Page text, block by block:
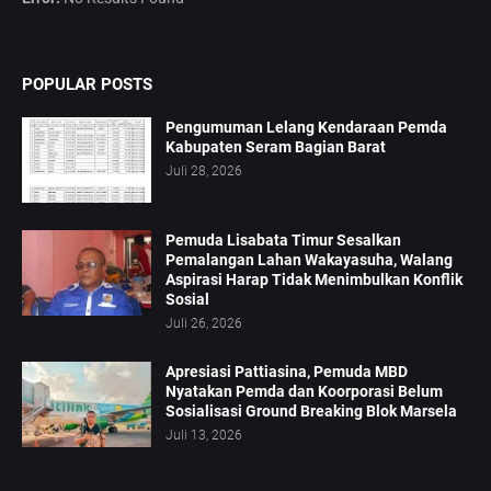
POPULAR POSTS
Pengumuman Lelang Kendaraan Pemda
Kabupaten Seram Bagian Barat
Juli 28, 2026
Pemuda Lisabata Timur Sesalkan
Pemalangan Lahan Wakayasuha, Walang
Aspirasi Harap Tidak Menimbulkan Konflik
Sosial
Juli 26, 2026
Apresiasi Pattiasina, Pemuda MBD
Nyatakan Pemda dan Koorporasi Belum
Sosialisasi Ground Breaking Blok Marsela
Juli 13, 2026